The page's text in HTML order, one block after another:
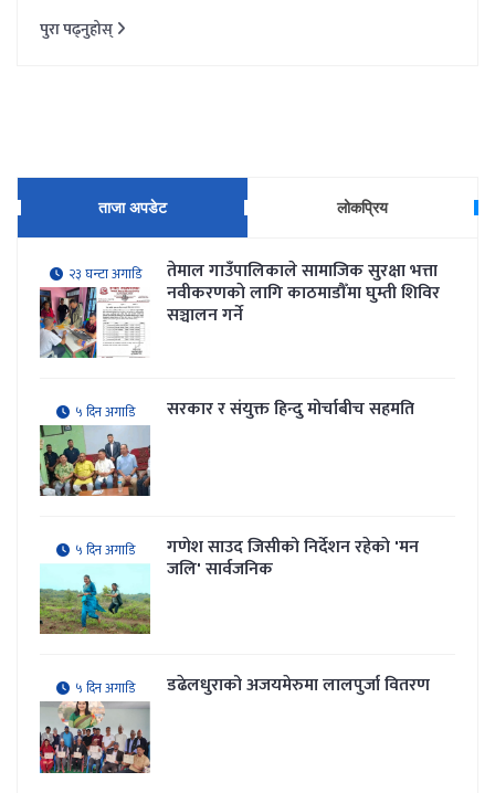
पुरा पढ्नुहोस्
ताजा अपडेट लोकप्रिय
२३ घन्टा अगाडि तेमाल गाउँपालिकाले सामाजिक सुरक्षा भत्ता
नवीकरणकाे लागि काठमाडौँमा घुम्ती शिविर
सञ्चालन गर्ने
५ दिन अगाडि सरकार र संयुक्त हिन्दु मोर्चाबीच सहमति
५ दिन अगाडि गणेश साउद जिसीको निर्देशन रहेकाे 'मन
जलि' सार्वजनिक
५ दिन अगाडि डढेलधुराको अजयमेरुमा लालपुर्जा वितरण